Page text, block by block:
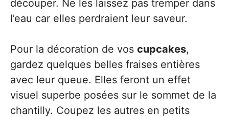
découper. Ne les laissez pas tremper dans
l’eau car elles perdraient leur saveur.
Pour la décoration de vos cupcakes,
gardez quelques belles fraises entières
avec leur queue. Elles feront un effet
visuel superbe posées sur le sommet de la
chantilly. Coupez les autres en petits